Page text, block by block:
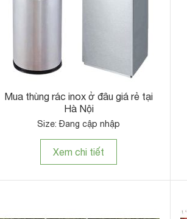
Mua thùng rác inox ở đâu giá rẻ tại
Hà Nội
Size: Đang cập nhập
Xem chi tiết